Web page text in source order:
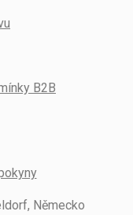
B2B
Německo